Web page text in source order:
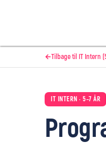
←Tilbage til IT Intern
IT INTERN · 5–7 ÅR